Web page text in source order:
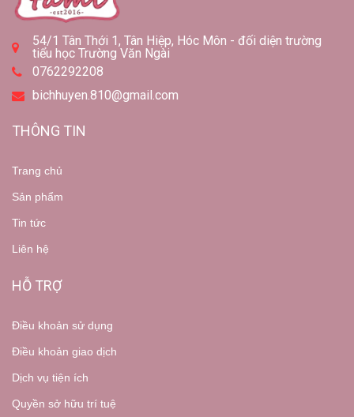
54/1 Tân Thới 1, Tân Hiệp, Hóc Môn - đối diện trường
tiểu học Trường Văn Ngài
0762292208
bichhuyen.810@gmail.com
THÔNG TIN
Trang chủ
Sản phẩm
Tin tức
Liên hệ
HỖ TRỢ
Điều khoản sử dụng
Điều khoản giao dịch
Dịch vụ tiện ích
Quyền sở hữu trí tuệ